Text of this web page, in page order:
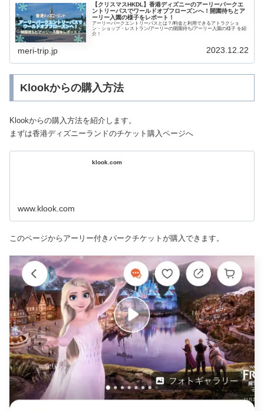
【クリスマスHKDL】香港ディズニーのアーリーパークエ
ントリーパスでワールドオブフローズンへ！開園待ちとア
ーリー入園の様子をレポート！
アーリーパークエントリーパスとは？/料金と利用できるアトラクショ
ン・ショップ・レストラン/アーリーの開園待ち/アーリー入園の様子 を紹
介！
meri-trip.jp 2023.12.22
Klookからの購入方法
Klookからの購入方法を紹介します。
まずは香港ディズニーランドのチケット購入ページへ
klook.com
www.klook.com
このページからアーリー付きパークチケットが購入できます。